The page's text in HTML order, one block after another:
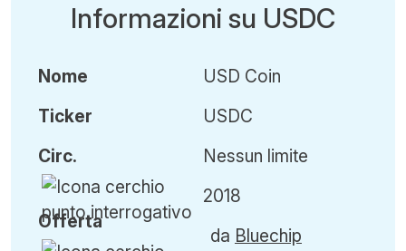
Informazioni su USDC
Nome
Ticker
Circ.
Offerta
USD Coin
USDC
Nessun limite
2018
da Bluechip